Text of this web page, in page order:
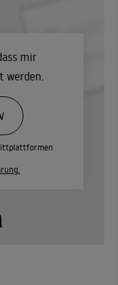
mir
werden.